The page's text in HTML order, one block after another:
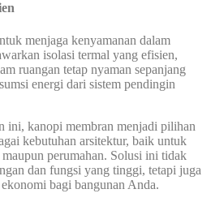
menjaga kenyamanan dalam
isolasi termal yang efisien,
ruangan tetap nyaman sepanjang
energi dari sistem pendingin
ini, kanopi membran menjadi pilihan
kebutuhan arsitektur, baik untuk
perumahan. Solusi ini tidak
dan fungsi yang tinggi, tetapi juga
bagi bangunan Anda.